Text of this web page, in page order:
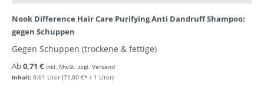
Nook Difference Hair Care Purifying Anti Dandruff Shampoo:
gegen Schuppen
Gegen Schuppen (trockene & fettige)
Inhalt: 0.01 Liter (71,00 €* / 1 Liter)
Ab0,71 € inkl. MwSt. zzgl. Versand